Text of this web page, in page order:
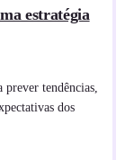
estratégia
prever tendências,
dos